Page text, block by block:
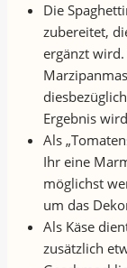
Die
zubereitet,
ergänzt
Ergebnis
Als
Ihr eine
möglichst
um das
Als Käse
zusätzlich